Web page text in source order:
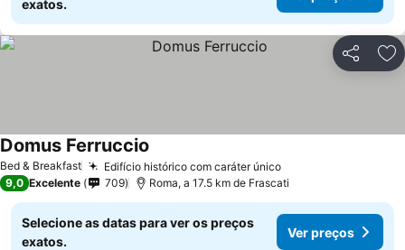
exatos.
Partilhar
Bed & Breakfast Edifício histórico com caráter únicoVer preços
Domus Ferruccio
9,0 Excelente 709 Roma, a 17.5 km de Frascati
Selecione as datas para ver os preços
exatos.
Ver preços